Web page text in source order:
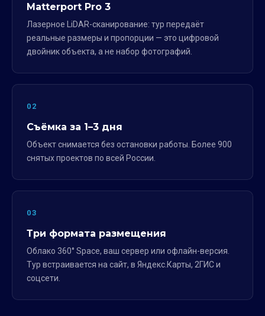
Matterport Pro 3
Лазерное LiDAR-сканирование: тур передаёт
реальные размеры и пропорции — это цифровой
двойник объекта, а не набор фотографий.
02
Съёмка за 1–3 дня
Объект снимается без остановки работы. Более 900
снятых проектов по всей России.
03
Три формата размещения
Облако 360° Space, ваш сервер или офлайн-версия.
Тур встраивается на сайт, в Яндекс.Карты, 2ГИС и
соцсети.